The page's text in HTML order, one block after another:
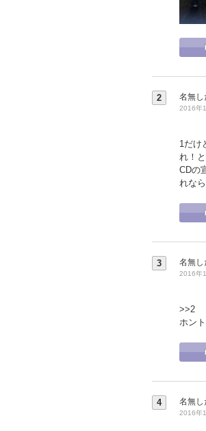
2 名無し
2016年
1だけ
れ！
CDの
れな
3 名無し
2016年
>>2
ホン
4 名無し
2016年